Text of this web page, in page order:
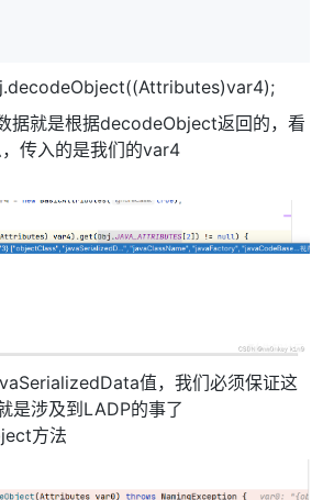
据就是根据decodeObject返回的，看
传入的是我们的var4
值，我们必须保证这
是涉及到LADP的事了
方法